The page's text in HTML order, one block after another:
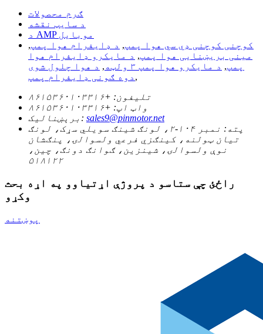
ګرم محصولات
د سایټ نقشه
د AMP موبایل
کوچنی کوچنی ډي سي هوا پمپ, د ډایفرام هوا پمپ,
مینی بریښنایی هوا پمپ, د مایکرو ډایفرام هوا
پمپ, د مایکرو هوا پمپ ۳ ولټه , د هوا چلول شوی
دوه ګونی ډایفرام پمپ ,
تلیفون: +۸۶۱۵۳۶۰۱۰۳۳۱۶
واټ اپ: +۸۶۱۵۳۶۰۱۰۳۳۱۶
برېښنالیک: sales9@pinmotor.net
پته:
نمبر ۱۰۴-۲، لونګ شینګ سویلي سړک، لونګ
تیان ټولنه، کینګزي فرعي ولسوالۍ، پنګشان
نوې ولسوالۍ، شینزین، ګوانګ دونګ، چین،
۵۱۸۱۲۲
راځئ چې ستاسو د پروژې اړتیاوو په اړه بحث
وکړو
پوښتنه